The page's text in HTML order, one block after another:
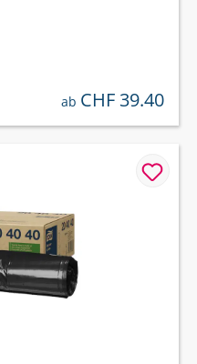
regulärer preis:
ab CHF 39.40